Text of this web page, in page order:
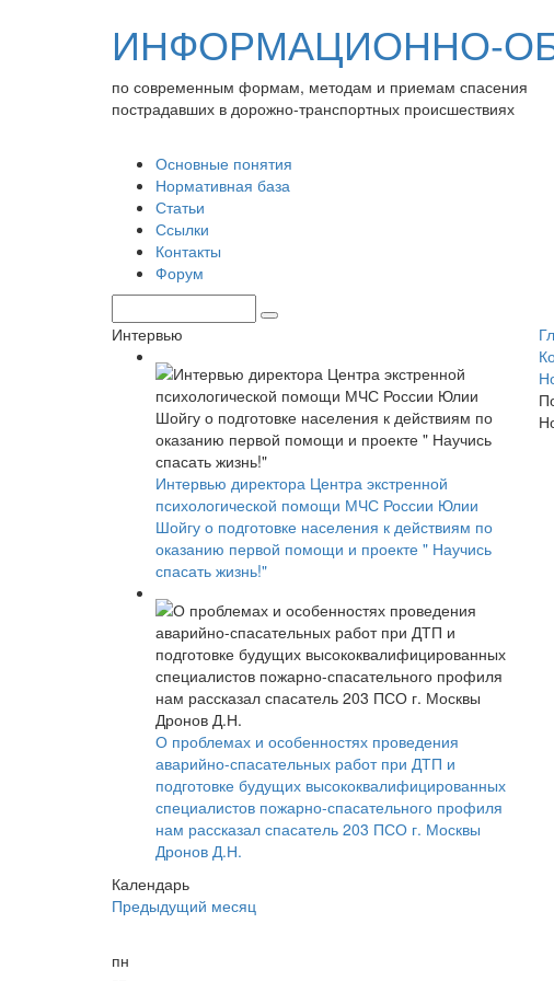
ИНФОРМАЦИОННО-
по современным формам, методам и приемам спасения
пострадавших в дорожно-транспортных происшествиях
Основные понятия
Нормативная база
Статьи
Ссылки
Контакты
Форум
Интервью
Интервью директора Центра экстренной
психологической помощи МЧС России Юлии
Шойгу о подготовке населения к действиям по
оказанию первой помощи и проекте " Научись
спасать жизнь!"
О проблемах и особенностях проведения
аварийно-спасательных работ при ДТП и
подготовке будущих высококвалифицированных
специалистов пожарно-спасательного профиля
нам рассказал спасатель 203 ПСО г. Москвы
Дронов Д.Н.
Календарь
Предыдущий месяц
пн